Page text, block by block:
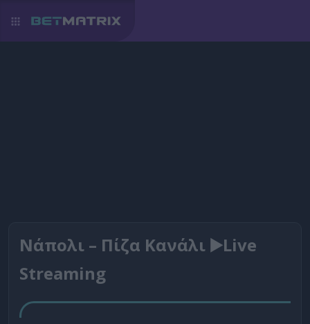
Νάπολι – Πίζα Κανάλι ▶️Live
Streaming